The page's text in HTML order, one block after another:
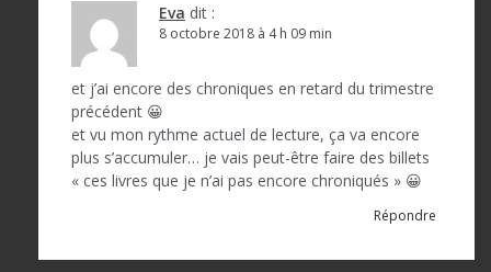
Eva dit :
8 octobre 2018 à 4 h 09 min
et j’ai encore des chroniques en retard du trimestre
précédent 😀
et vu mon rythme actuel de lecture, ça va encore
plus s’accumuler… je vais peut-être faire des billets
« ces livres que je n’ai pas encore chroniqués » 😀
Répondre